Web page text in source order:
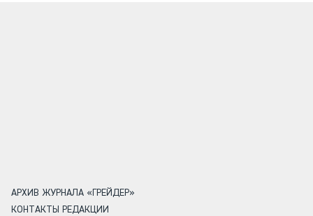
АРХИВ ЖУРНАЛА «ГРЕЙДЕР»
КОНТАКТЫ РЕДАКЦИИ